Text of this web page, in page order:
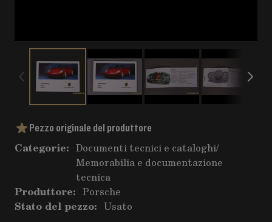
Pezzo originale del produttore
Categorie: Documenti tecnici e cataloghi/
Memorabilia e documentazione
tecnica
Produttore: Porsche
Stato del pezzo: Usato